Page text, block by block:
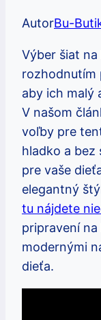
AutorBu-
Výber šiat
rozhodnutím
aby ich malý
V našom
voľby pre
hladko a bez
pre vaše
elegantný
tu nájdete
pripravení
modernými
dieťa.